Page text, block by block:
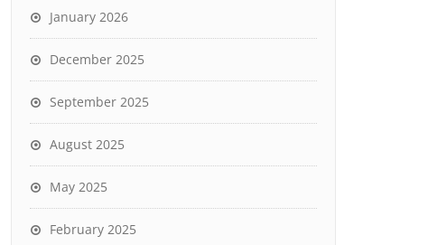
January 2026
December 2025
September 2025
August 2025
May 2025
February 2025